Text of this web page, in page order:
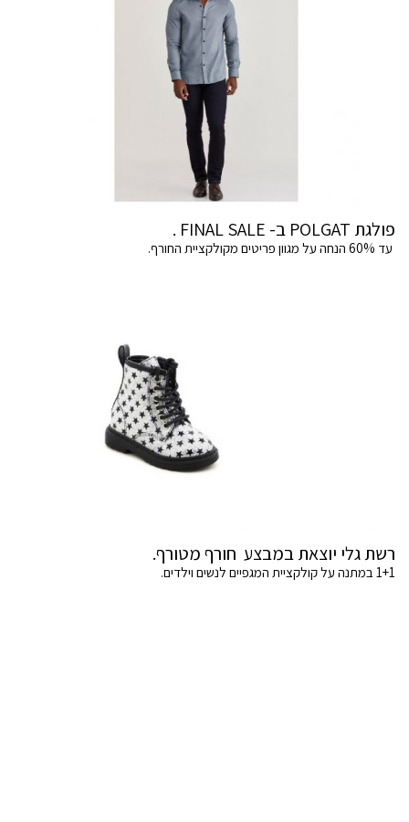
פולגת POLGAT ב- FINAL SALE .
עד 60% הנחה על מגוון פריטים מקולקציית החורף.
רשת גלי יוצאת במבצע חורף מטורף.
1+1 במתנה על קולקציית המגפיים לנשים וילדים.